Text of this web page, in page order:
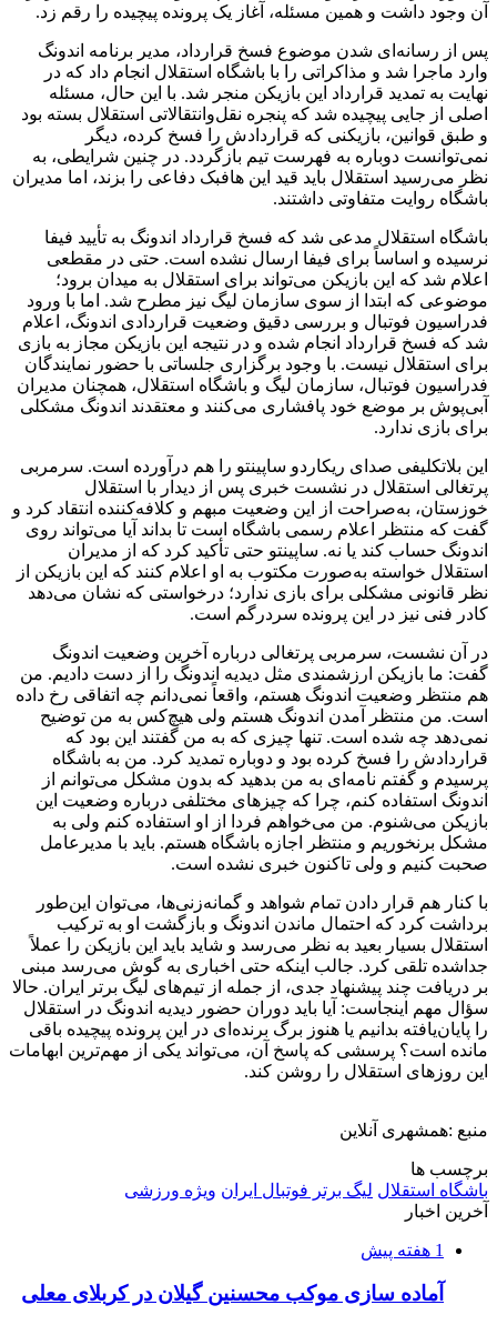
آن وجود داشت و همین مسئله، آغاز یک پرونده پیچیده را رقم زد.
پس از رسانه‌ای شدن موضوع فسخ قرارداد، مدیر برنامه اندونگ
وارد ماجرا شد و مذاکراتی را با باشگاه استقلال انجام داد که در
نهایت به تمدید قرارداد این بازیکن منجر شد. با این حال، مسئله
اصلی از جایی پیچیده شد که پنجره نقل‌وانتقالاتی استقلال بسته بود
و طبق قوانین، بازیکنی که قراردادش را فسخ کرده، دیگر
نمی‌توانست دوباره به فهرست تیم بازگردد. در چنین شرایطی، به
نظر می‌رسید استقلال باید قید این هافبک دفاعی را بزند، اما مدیران
باشگاه روایت متفاوتی داشتند.
باشگاه استقلال مدعی شد که فسخ قرارداد اندونگ به تأیید فیفا
نرسیده و اساساً برای فیفا ارسال نشده است. حتی در مقطعی
اعلام شد که این بازیکن می‌تواند برای استقلال به میدان برود؛
موضوعی که ابتدا از سوی سازمان لیگ نیز مطرح شد. اما با ورود
فدراسیون فوتبال و بررسی دقیق وضعیت قراردادی اندونگ، اعلام
شد که فسخ قرارداد انجام شده و در نتیجه این بازیکن مجاز به بازی
برای استقلال نیست. با وجود برگزاری جلساتی با حضور نمایندگان
فدراسیون فوتبال، سازمان لیگ و باشگاه استقلال، همچنان مدیران
آبی‌پوش بر موضع خود پافشاری می‌کنند و معتقدند اندونگ مشکلی
برای بازی ندارد.
این بلاتکلیفی صدای ریکاردو ساپینتو را هم درآورده است. سرمربی
پرتغالی استقلال در نشست خبری پس از دیدار با استقلال
خوزستان، به‌صراحت از این وضعیت مبهم و کلافه‌کننده انتقاد کرد و
گفت که منتظر اعلام رسمی باشگاه است تا بداند آیا می‌تواند روی
اندونگ حساب کند یا نه. ساپینتو حتی تأکید کرد که از مدیران
استقلال خواسته به‌صورت مکتوب به او اعلام کنند که این بازیکن از
نظر قانونی مشکلی برای بازی ندارد؛ درخواستی که نشان می‌دهد
کادر فنی نیز در این پرونده سردرگم است.
در آن نشست، سرمربی پرتغالی درباره آخرین وضعیت اندونگ
گفت: ما بازیکن ارزشمندی مثل دیدیه اندونگ را از دست دادیم. من
هم منتظر وضعیت اندونگ هستم، واقعاً نمی‌دانم چه اتفاقی رخ داده
است. من منتظر آمدن اندونگ هستم ولی هیچ‌کس به من توضیح
نمی‌دهد چه شده است. تنها چیزی که به من گفتند این بود که
قراردادش را فسخ کرده بود و دوباره تمدید کرد. من به باشگاه
پرسیدم و گفتم نامه‌ای به من بدهید که بدون مشکل می‌توانم از
اندونگ استفاده کنم، چرا که چیزهای مختلفی درباره وضعیت این
بازیکن می‌شنوم. من می‌خواهم فردا از او استفاده کنم ولی به
مشکل برنخوریم و منتظر اجازه باشگاه هستم. باید با مدیرعامل
صحبت کنیم و ولی تاکنون خبری نشده است.
با کنار هم قرار دادن تمام شواهد و گمانه‌زنی‌ها، می‌توان این‌طور
برداشت کرد که احتمال ماندن اندونگ و بازگشت او به ترکیب
استقلال بسیار بعید به نظر می‌رسد و شاید باید این بازیکن را عملاً
جداشده تلقی کرد. جالب اینکه حتی اخباری به گوش می‌رسد مبنی
بر دریافت چند پیشنهاد جدی، از جمله از تیم‌های لیگ برتر ایران. حالا
سؤال مهم اینجاست: آیا باید دوران حضور دیدیه اندونگ در استقلال
را پایان‌یافته بدانیم یا هنوز برگ برنده‌ای در این پرونده پیچیده باقی
مانده است؟ پرسشی که پاسخ آن، می‌تواند یکی از مهم‌ترین ابهامات
این روزهای استقلال را روشن کند.
منبع :همشهری آنلاین
برچسب ها
باشگاه استقلال لیگ برتر فوتبال ایران ویژه ورزشی
آخرین اخبار
1 هفته پیش
آماده سازی موکب محسنین گیلان در کربلای معلی